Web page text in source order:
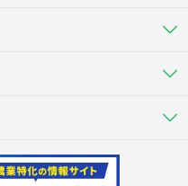
その他畜産
その他動物の畜産業（羊、ウズラな
ビニールハウスで多様な野菜の生産
植物工場
漁業･養殖
WEB･IT
AT免許OK
年間休日100日以上